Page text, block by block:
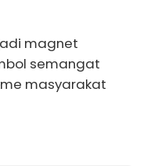
magnet
semangat
masyarakat